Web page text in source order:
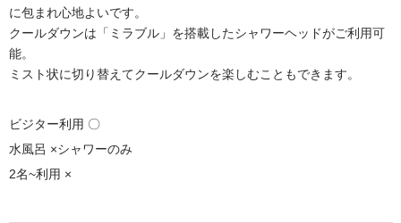
に包まれ心地よいです。
クールダウンは「ミラブル」を搭載したシャワーヘッドがご利用可
能。
ミスト状に切り替えてクールダウンを楽しむこともできます。
ビジター利用 〇
水風呂 ×シャワーのみ
2名~利用 ×